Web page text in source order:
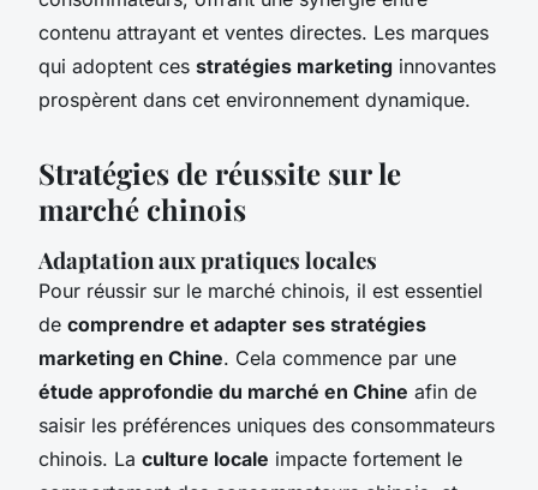
contenu attrayant et ventes directes. Les marques
qui adoptent ces stratégies marketing innovantes
prospèrent dans cet environnement dynamique.
Stratégies de réussite sur le
marché chinois
Adaptation aux pratiques locales
Pour réussir sur le marché chinois, il est essentiel
de comprendre et adapter ses stratégies
marketing en Chine. Cela commence par une
étude approfondie du marché en Chine afin de
saisir les préférences uniques des consommateurs
chinois. La culture locale impacte fortement le